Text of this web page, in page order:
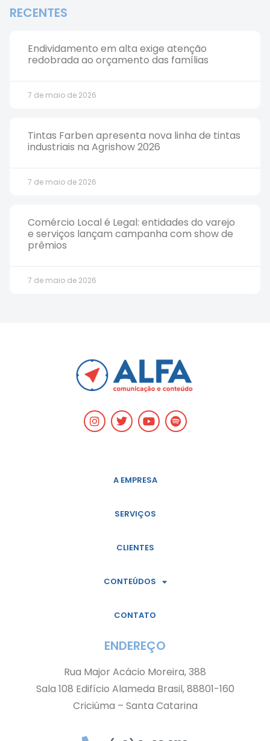
RECENTES
Endividamento em alta exige atenção
redobrada ao orçamento das famílias
7 de maio de 2026
Tintas Farben apresenta nova linha de tintas
industriais na Agrishow 2026
7 de maio de 2026
Comércio Local é Legal: entidades do varejo
e serviços lançam campanha com show de
prêmios
7 de maio de 2026
A EMPRESA
SERVIÇOS
CLIENTES
CONTEÚDOS
CONTATO
ENDEREÇO
Rua Major Acácio Moreira, 388
Sala 108 Edifício Alameda Brasil, 88801-160
Criciúma – Santa Catarina